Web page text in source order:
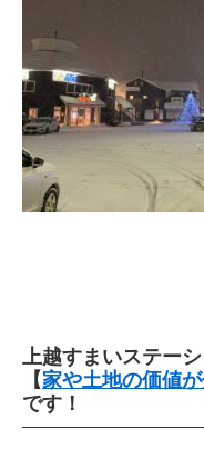
上越すまいステー
【家や土地の価値
です！